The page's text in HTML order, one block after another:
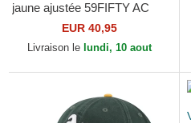
jaune ajustée 59FIFTY AC
Perf Oakland Athletics MLB
New Era
EUR 40,95
Livraison le lundi, 10 aout